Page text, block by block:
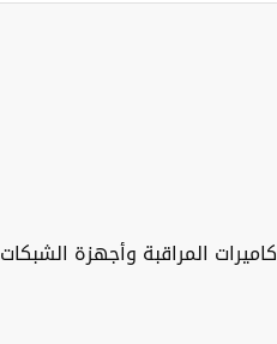
المراقبة وأجهزة الشبكات